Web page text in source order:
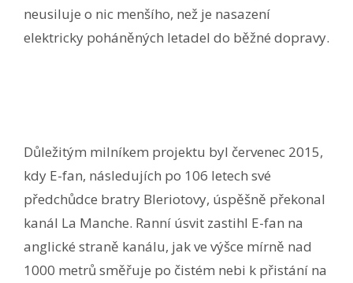
neusiluje o nic menšího, než je nasazení
elektricky poháněných letadel do běžné dopravy.
Důležitým milníkem projektu byl červenec 2015,
kdy E-fan, následujích po 106 letech své
předchůdce bratry Bleriotovy, úspěšně překonal
kanál La Manche. Ranní úsvit zastihl E-fan na
anglické straně kanálu, jak ve výšce mírně nad
1000 metrů směřuje po čistém nebi k přistání na